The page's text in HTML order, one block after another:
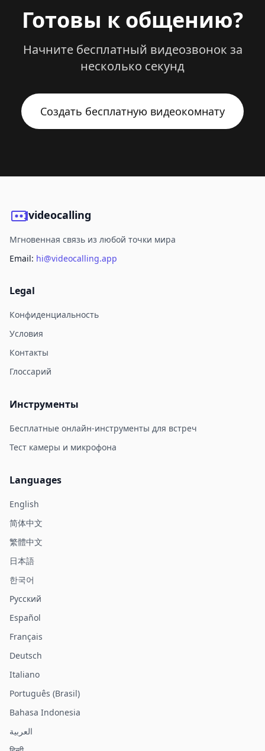
Готовы к общению?
Начните бесплатный видеозвонок за
несколько секунд
Создать бесплатную видеокомнату
videocalling
Мгновенная связь из любой точки мира
Email: hi@videocalling.app
Legal
Конфиденциальность
Условия
Контакты
Глоссарий
Инструменты
Бесплатные онлайн-инструменты для встреч
Тест камеры и микрофона
Languages
English
简体中文
繁體中文
日本語
한국어
Русский
Español
Français
Deutsch
Italiano
Português (Brasil)
Bahasa Indonesia
العربية